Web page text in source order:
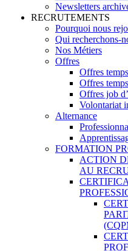
Newsletters
RECRUTEMENTS
Pourquoi nous
Qui recherchons-
Nos Métiers
Offres
Offres
Offres
Offres job
Volontariat
Alternance
FORMATION
ACTION
AU